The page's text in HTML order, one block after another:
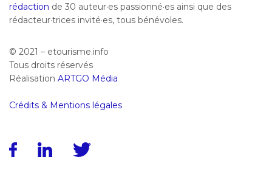
rédaction de 30 auteur·es passionné·es ainsi que des
rédacteur·trices invité·es, tous bénévoles.
© 2021 – etourisme.info
Tous droits réservés
Réalisation ARTGO Média
Crédits & Mentions légales